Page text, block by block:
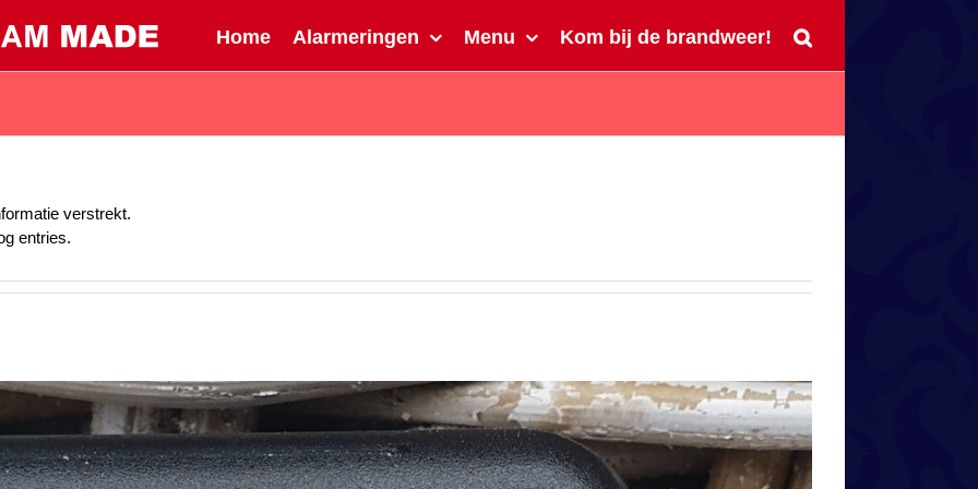
Home Alarmeringen Menu Kom bij de brandweer!
verstrekt.
entries.